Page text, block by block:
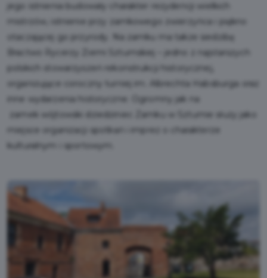
jego istnienia budowały charakter rezydencji wielkich
mistrzów, istnienie przy zamkowego zwierzyńca i piękno
otaczającej go przyrody. Na zamku ma także siedzibę
Bractwo Rycerzy Ziemi Sztumskiej – jedno z najstarszych
polskich stowarzyszeń rekonstrukcji historycznej,
organizujące coroczny turniej im. Albrechta Habsburga oraz
inne wydarzenia historyczne. Ogromny jak na
zamek wójtowski dziedziniec Zamku w Sztumie służy jako
miejsce organizacji spotkań i imprez o charakterze
kulturalnym i sportowym.